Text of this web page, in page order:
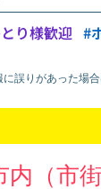
り様歓迎 #
に誤りがあった場
内（市